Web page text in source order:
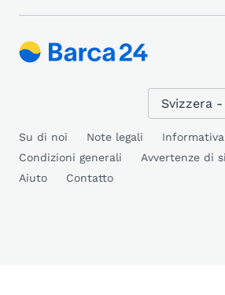
Su di noi Note legali
Condizioni generali
Avvertenze di
Aiuto
Contatto